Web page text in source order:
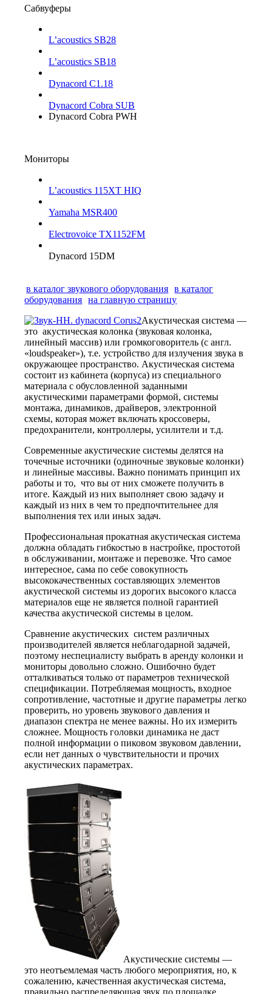
Сабвуферы
L’acoustics SB28
L’acoustics SB18
Dynacord C1.18
Dynacord Cobra SUB
Dynacord Cobra PWH
Мониторы
L’acoustics 115XT HIQ
Yamaha MSR400
Electrovoice TX1152FM
Dynacord 15DM
в каталог звукового оборудования
в каталог
оборудования
на главную страницу
Акустическая система —
это акустическая колонка (звуковая колонка,
линейный массив) или громкоговоритель (с англ.
«loudspeaker»), т.е. устройство для излучения звука в
окружающее пространство. Акустическая система
состоит из кабинета (корпуса) из специального
материала с обусловленной заданными
акустическими параметрами формой, системы
монтажа, динамиков, драйверов, электронной
схемы, которая может включать кроссоверы,
предохранители, контроллеры, усилители и т.д.
Современные акустические системы делятся на
точечные источники (одиночные звуковые колонки)
и линейные массивы. Важно понимать принцип их
работы и то, что вы от них сможете получить в
итоге. Каждый из них выполняет свою задачу и
каждый из них в чем то предпочтительнее для
выполнения тех или иных задач.
Профессиональная прокатная акустическая система
должна обладать гибкостью в настройке, простотой
в обслуживании, монтаже и перевозке. Что самое
интересное, сама по себе совокупность
высококачественных составляющих элементов
акустической системы из дорогих высокого класса
материалов еще не является полной гарантией
качества акустической системы в целом.
Сравнение акустических систем различных
производителей является неблагодарной задачей,
поэтому неспециалисту выбрать в аренду колонки и
мониторы довольно сложно. Ошибочно будет
отталкиваться только от параметров технической
спецификации. Потребляемая мощность, входное
сопротивление, частотные и другие параметры легко
проверить, но уровень звукового давления и
диапазон спектра не менее важны. Но их измерить
сложнее. Мощность головки динамика не даст
полной информации о пиковом звуковом давлении,
если нет данных о чувствительности и прочих
акустических параметрах.
Акустические системы —
это неотъемлемая часть любого мероприятия, но, к
сожалению, качественная акустическая система,
правильно распределяющая звук по площадке,